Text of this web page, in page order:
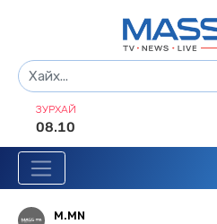
ЗУРХАЙ
08.10
M.MN